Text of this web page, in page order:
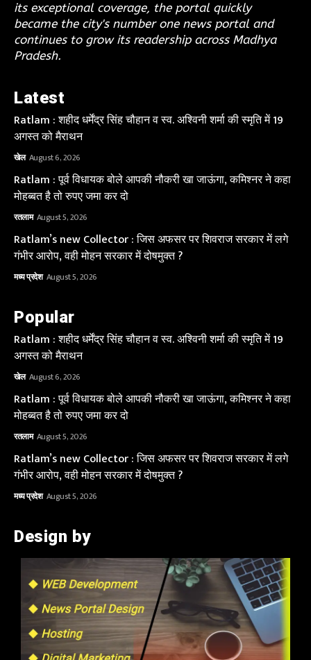
its exceptional coverage, the portal quickly
became the city's number one news portal and
continues to grow its readership across Madhya
Pradesh.
Latest
Ratlam : शहीद धर्मेंद्र सिंह चौहान व स्व. अश्विनी शर्मा की स्मृति में 19
अगस्त को मैराथन
खेल August 6, 2026
Ratlam : पूर्व विधायक बोले आपकी नौकरी खा जाऊंगा, कमिश्नर ने कहा
मोहब्बत है तो रुपए जमा कर दो
रतलाम August 5, 2026
Ratlam’s new Collector : जिस अफसर पर शिवराज सरकार में लगे
गंभीर आरोप, वही मोहन सरकार में दोषमुक्त ?
मध्य प्रदेश August 5, 2026
Popular
Ratlam : शहीद धर्मेंद्र सिंह चौहान व स्व. अश्विनी शर्मा की स्मृति में 19
अगस्त को मैराथन
खेल August 6, 2026
Ratlam : पूर्व विधायक बोले आपकी नौकरी खा जाऊंगा, कमिश्नर ने कहा
मोहब्बत है तो रुपए जमा कर दो
रतलाम August 5, 2026
Ratlam’s new Collector : जिस अफसर पर शिवराज सरकार में लगे
गंभीर आरोप, वही मोहन सरकार में दोषमुक्त ?
मध्य प्रदेश August 5, 2026
Design by